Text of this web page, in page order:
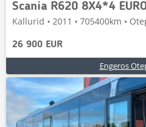
Kallurid • 2011 • 705400km •
26 900 EUR
Engeros